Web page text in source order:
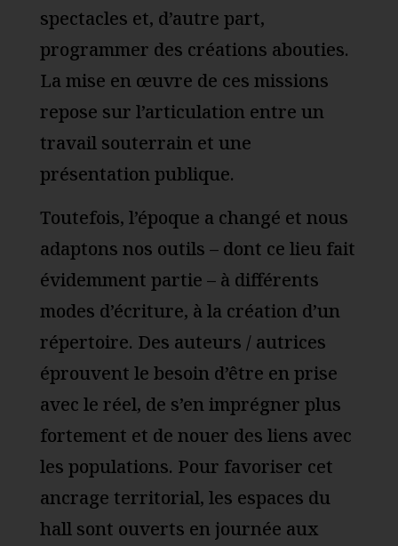
spectacles et, d’autre part,
programmer des créations abouties.
La mise en œuvre de ces missions
repose sur l’articulation entre un
travail souterrain et une
présentation publique.
Toutefois, l’époque a changé et nous
adaptons nos outils – dont ce lieu fait
évidemment partie – à différents
modes d’écriture, à la création d’un
répertoire. Des auteurs / autrices
éprouvent le besoin d’être en prise
avec le réel, de s’en imprégner plus
fortement et de nouer des liens avec
les populations. Pour favoriser cet
ancrage territorial, les espaces du
hall sont ouverts en journée aux